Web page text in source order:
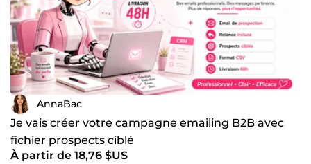
AnnaBac
Je vais créer votre campagne emailing B2B avec
fichier prospects ciblé
À partir de 18,76 $US